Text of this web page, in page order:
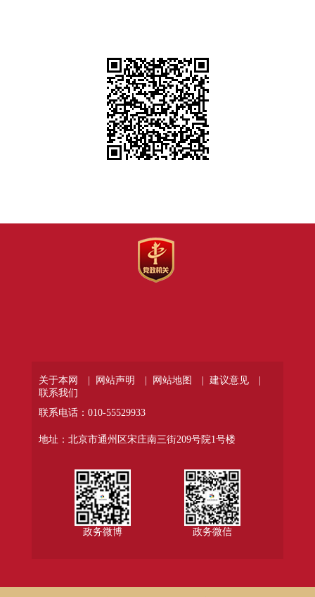
关于本网 | 网站声明 | 网站地图 |
建议意见 |
联系我们
联系电话：010-55529933
地址：北京市通州区宋庄南三街209号院1号楼
政务微博 政务微信